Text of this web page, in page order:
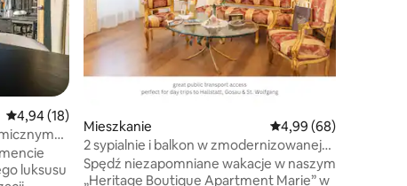
Średnia ocena: 4,94 na 5, liczba recenzji: 18
4,94 (18)
Mieszkanie Średnia ocena: 4,99
4,99 (68)
2 sypialnie i balkon w zmodernizowanej
willi ♥ w Bad Ischl
Spędź niezapomniane wakacje w naszym
„Heritage Boutique Apartment Marie” w